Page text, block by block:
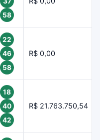
58
22
46
58
R$ 0,00
18
40
42
R$ 21.763.750,54